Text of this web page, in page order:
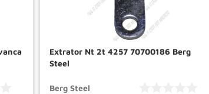
Extrator Nt 2t 4257 70700186 Berg
Steel
Berg Steel